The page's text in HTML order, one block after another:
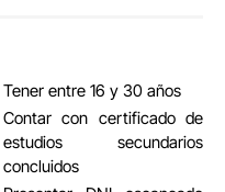
Tener entre 16 y 30 años
Contar con certificado de
estudios secundarios
concluidos